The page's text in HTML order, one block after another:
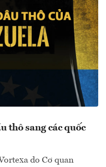
thô sang các quốc
do Cơ quan